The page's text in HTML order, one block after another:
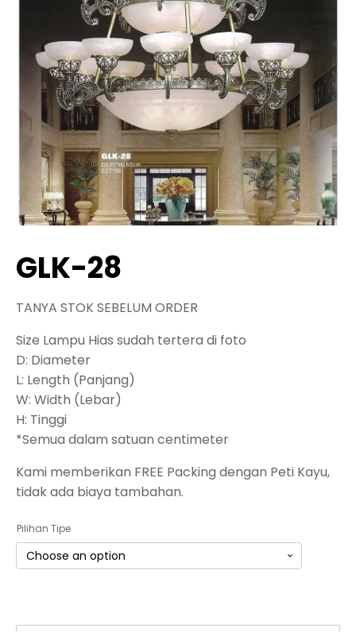
GLK-28
TANYA STOK SEBELUM ORDER
Size Lampu Hias sudah tertera di foto
D: Diameter
L: Length (Panjang)
W: Width (Lebar)
H: Tinggi
*Semua dalam satuan centimeter
Kami memberikan FREE Packing dengan Peti Kayu,
tidak ada biaya tambahan.
Pilihan Tipe